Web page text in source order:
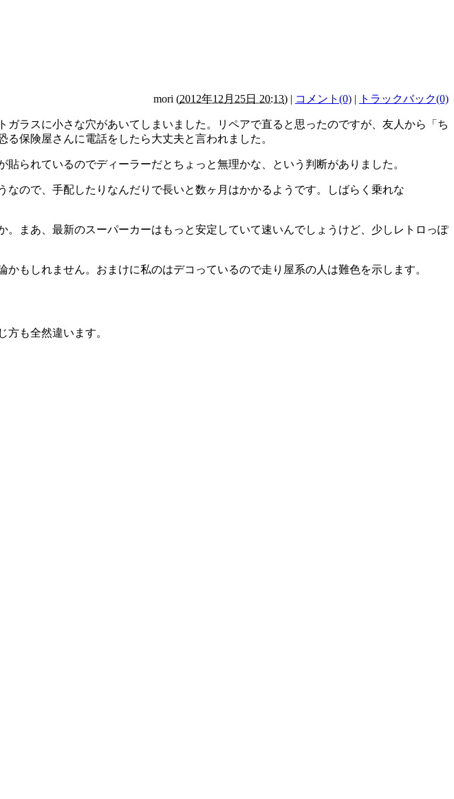
mori (2012年12月25日 20:13) | コメント(0) | トラックバック(0)
ラスに小さな穴があいてしまいました。リペアで直ると思ったのですが、友人から「ち
保険屋さんに電話をしたら大丈夫と言われました。
られているのでディーラーだとちょっと無理かな、という判断がありました。
ので、手配したりなんだりで長いと数ヶ月はかかるようです。しばらく乗れな
まあ、最新のスーパーカーはもっと安定していて速いんでしょうけど、少しレトロっぽ
もしれません。おまけに私のはデコっているので走り屋系の人は難色を示します。
も全然違います。